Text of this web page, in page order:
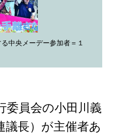
中央メーデー参加者＝１
員会の小田川義
議長）が主催者あ